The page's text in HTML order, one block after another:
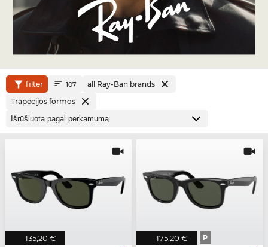
filter 107
all Ray-Ban brands
Trapecijos formos
135,20 € 175,20 € P